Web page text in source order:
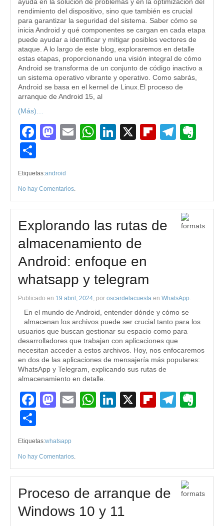
rendimiento del dispositivo, sino que también es crucial
para garantizar la seguridad del sistema. Saber cómo se
inicia Android y qué componentes se cargan en cada etapa
puede ayudar a identificar y mitigar posibles vectores de
ataque. A lo largo de este blog, exploraremos en detalle
estas etapas, proporcionando una visión integral de cómo
Android se transforma de un conjunto de código inactivo a
un sistema operativo vibrante y operativo. Como sabrás,
Android se basa en el kernel de Linux.El proceso de
arranque de Android 15, al
(Más)…
Facebook
Mastodon
EmailWhatsApp
LinkedIn
X Flipboard
Etiquetas:android
No hay Comentarios.
Explorando las rutas de
almacenamiento de
Android: enfoque en
whatsapp y telegram
Publicado en 19 abril, 2024, por oscardelacuesta en WhatsApp.
En el mundo de Android, entender dónde y cómo se
almacenan los archivos puede ser crucial tanto para los
usuarios que buscan gestionar su espacio como para
desarrolladores que trabajan con aplicaciones que
necesitan acceder a estos archivos. Hoy, nos enfocaremos
en dos de las aplicaciones de mensajería más populares:
WhatsApp y Telegram, explicando sus rutas de
almacenamiento en detalle.
Facebook
Mastodon
EmailWhatsApp
LinkedIn
X Flipboard
Etiquetas:whatsapp
No hay Comentarios.
Proceso de arranque de
Windows 10 y 11